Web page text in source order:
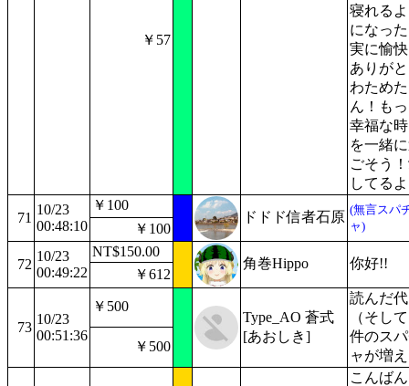
寝れる
になっ
実に愉
ありが
わためた
ん！も
幸福な
を一緒
ごそう
してる
￥57
71
10/23
00:48:10
￥100
ドドド信者石原 (無言スパ
ャ)
￥100
72
10/23
00:49:22
NT$150.00
角巻Hippo 你好!!
￥612
73
10/23
00:51:36
￥500
Type_AO 蒼式
[あおしき]
読んだ代
（そし
件のス
ャが増
￥500
こんば